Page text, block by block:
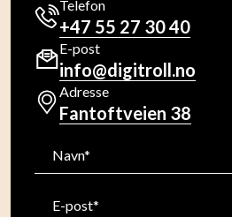
Telefon
+47 55 27 30 40
E-post
info@digitroll.no
Adresse
Fantoftveien 38